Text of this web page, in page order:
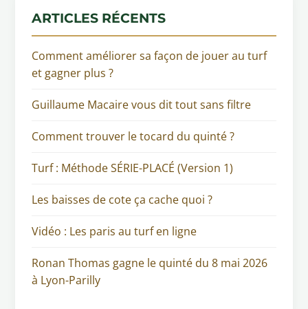
ARTICLES RÉCENTS
Comment améliorer sa façon de jouer au turf
et gagner plus ?
Guillaume Macaire vous dit tout sans filtre
Comment trouver le tocard du quinté ?
Turf : Méthode SÉRIE-PLACÉ (Version 1)
Les baisses de cote ça cache quoi ?
Vidéo : Les paris au turf en ligne
Ronan Thomas gagne le quinté du 8 mai 2026
à Lyon-Parilly